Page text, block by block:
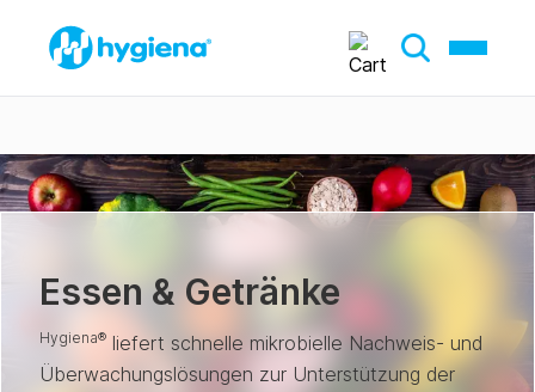
Essen & Getränke
Hygiena® liefert schnelle mikrobielle Nachweis- und
Überwachungslösungen zur Unterstützung der